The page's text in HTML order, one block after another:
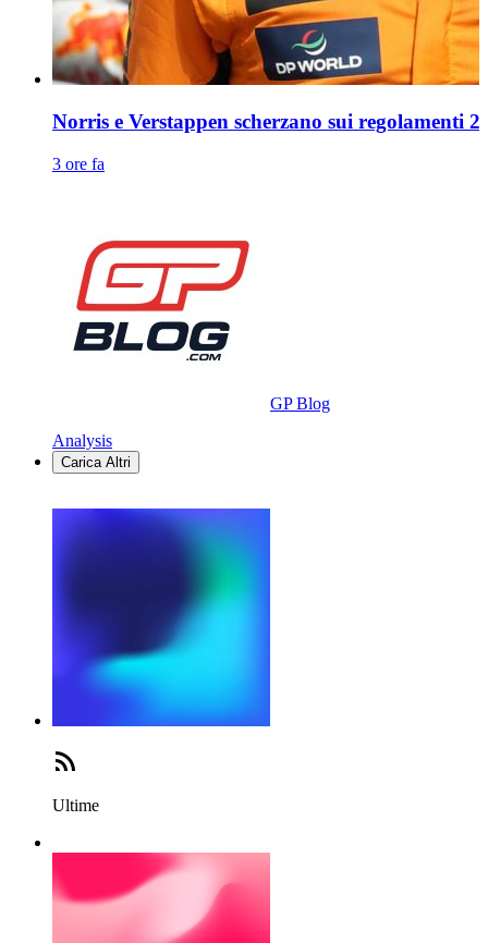
Norris e Verstappen scherzano sui regolamenti
3 ore fa
GP Blog
Analysis
Carica Altri
Ultime